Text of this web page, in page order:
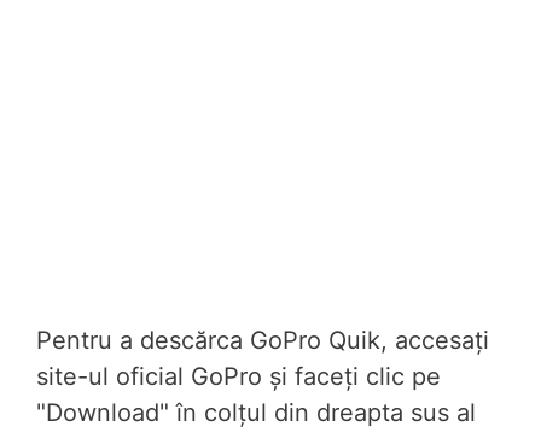
Pentru a descărca GoPro Quik, accesați
site-ul oficial GoPro și faceți clic pe
"Download" în colțul din dreapta sus al